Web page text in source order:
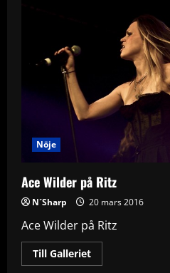
Nöje
Ace Wilder på Ritz
N´Sharp 20 mars 2016
Ace Wilder på Ritz
Till GallerietRead
more